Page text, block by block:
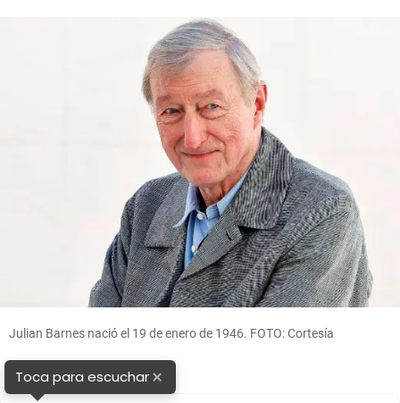
Julian Barnes nació el 19 de enero de 1946. FOTO: Cortesía
Toca para escuchar×